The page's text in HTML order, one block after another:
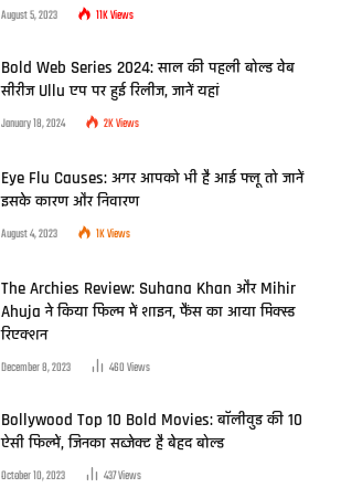
August 5, 2023 11KViews
Bold Web Series 2024: साल की पहली बोल्ड वेब
सीरीज Ullu एप पर हुई रिलीज, जानें यहां
January 18, 2024 2KViews
Eye Flu Causes: अगर आपको भी है आई फ्लू तो जानें
इसके कारण और निवारण
August 4, 2023 1KViews
The Archies Review: Suhana Khan और Mihir
Ahuja ने किया फिल्म में शाइन, फैंस का आया मिक्स्ड
रिएक्शन
December 8, 2023 460Views
Bollywood Top 10 Bold Movies: बॉलीवुड की 10
ऐसी फिल्में, जिनका सब्जेक्ट है बेहद बोल्ड
October 10, 2023 437Views